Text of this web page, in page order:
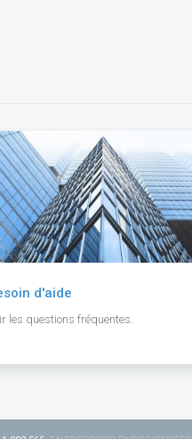
d'aide
les questions fréquentes.